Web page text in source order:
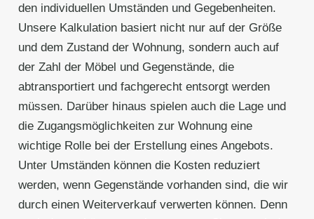
den individuellen Umständen und Gegebenheiten.
Unsere Kalkulation basiert nicht nur auf der Größe
und dem Zustand der Wohnung, sondern auch auf
der Zahl der Möbel und Gegenstände, die
abtransportiert und fachgerecht entsorgt werden
müssen. Darüber hinaus spielen auch die Lage und
die Zugangsmöglichkeiten zur Wohnung eine
wichtige Rolle bei der Erstellung eines Angebots.
Unter Umständen können die Kosten reduziert
werden, wenn Gegenstände vorhanden sind, die wir
durch einen Weiterverkauf verwerten können. Denn